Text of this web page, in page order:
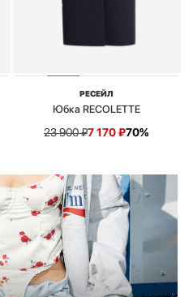
РЕСЕЙЛ
Юбка RECOLETTE
23 900₽7 170₽70%